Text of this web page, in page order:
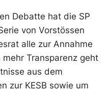
Debatte hat die SP
von Vorstössen
alle zur Annahme
Transparenz geht
aus dem
zur KESB sowie um